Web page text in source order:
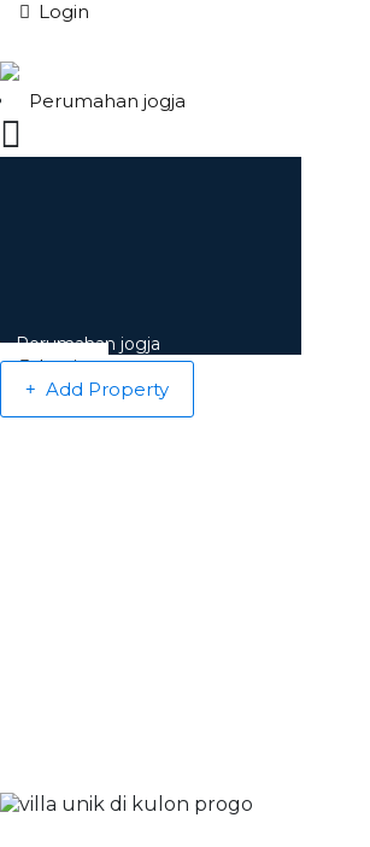
Login
Perumahan jogja
Perumahan jogja
Login
Add Property